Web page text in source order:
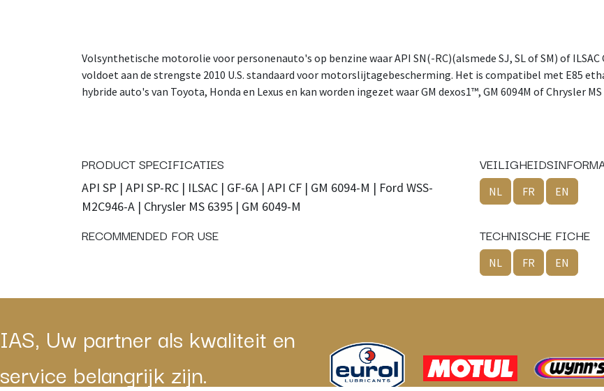
Volsynthetische motorolie voor personenauto's op benzine waar API SN(-RC)(alsmede SJ, SL of SM) of
voldoet aan de strengste 2010 U.S. standaard voor motorslijtagebescherming. Het is compatibel met E85
hybride auto's van Toyota, Honda en Lexus en kan worden ingezet waar GM dexos1™, GM 6094M of Chrysler
PRODUCT SPECIFICATIES
API SP | API SP-RC | ILSAC | GF-6A | API CF | GM 6094-M | Ford WSS-
M2C946-A | Chrysler MS 6395 | GM 6049-M
NL FR EN
RECOMMENDED FOR USE TECHNISCHE FICHE
NL FR EN
IAS, Uw partner als kwaliteit en
service belangrijk zijn.